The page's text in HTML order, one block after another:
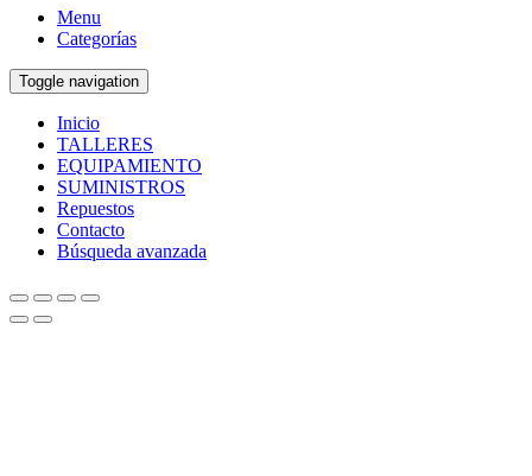
Menu
Categorías
Toggle navigation
Inicio
TALLERES
EQUIPAMIENTO
SUMINISTROS
Repuestos
Contacto
Búsqueda avanzada